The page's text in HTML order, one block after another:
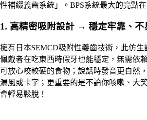
性補綴義齒系統」。BPS系統最大的亮點在
1. 高精密吸附設計 → 穩定牢靠、不
擁有日本SEMCD吸附性義齒技術，此仿
佩戴者在吃東西時假牙也能穩定，無需依
可放心咬較硬的食物；說話時發音更自然
漏風或卡字；更重要的是不論你咳嗽、大
會輕易鬆脫！